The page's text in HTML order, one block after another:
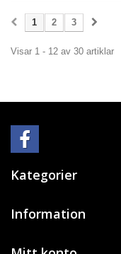
1 2 3
Visar 1 - 12 av 30 artiklar
Kategorier
Information